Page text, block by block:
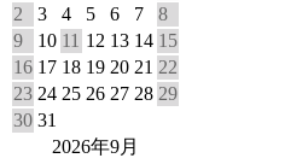
2
3 4 5 6 7
8
9
10 11 12 13 14 15
16 17 18 19 20 21 22
23 24 25 26 27 28 29
30 31
2026年9月